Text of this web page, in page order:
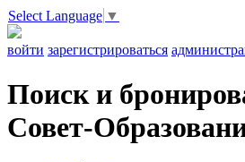
Select Language ▼
войти зарегистрироваться
Поиск и
Совет-